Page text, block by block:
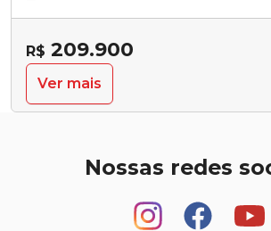
R$ 209.900
Ver mais
Nossas redes